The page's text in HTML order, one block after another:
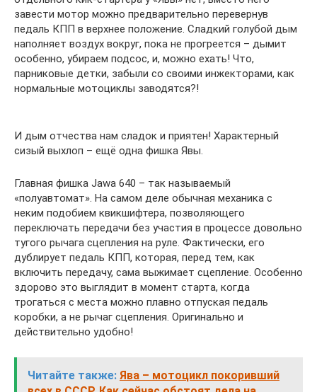
завести мотор можно предварительно перевернув
педаль КПП в верхнее положение. Сладкий голубой дым
наполняет воздух вокруг, пока не прогреется – дымит
особенно, убираем подсос, и, можно ехать! Что,
парниковые детки, забыли со своими инжекторами, как
нормальные мотоциклы заводятся?!
И дым отчества нам сладок и приятен! Характерный
сизый выхлоп – ещё одна фишка Явы.
Главная фишка Jawa 640 – так называемый
«полуавтомат». На самом деле обычная механика с
неким подобием квикшифтера, позволяющего
переключать передачи без участия в процессе довольно
тугого рычага сцепления на руле. Фактически, его
дублирует педаль КПП, которая, перед тем, как
включить передачу, сама выжимает сцепление. Особенно
здорово это выглядит в момент старта, когда
трогаться с места можно плавно отпуская педаль
коробки, а не рычаг сцепления. Оригинально и
действительно удобно!
Читайте также: Ява – мотоцикл покоривший